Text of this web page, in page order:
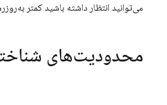
می‌توانید انتظار داشته باشید کمتر
محدودیت‌های